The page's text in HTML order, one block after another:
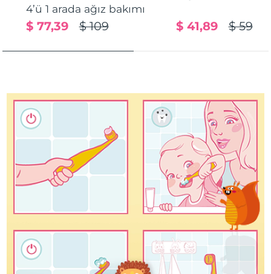
4’ü 1 arada ağız bakımı
$ 109
$ 77,39 $ 59
$ 41,89
Türkiye Tahmini teslim tarihi
Emirlikleri
Amerika Birleşik
Devletleri
Tahmini teslim tarihi 8/12/26
Tahmini teslim tarihi8/16/26
Vietnam Tahmini teslim tarihi8/17/26